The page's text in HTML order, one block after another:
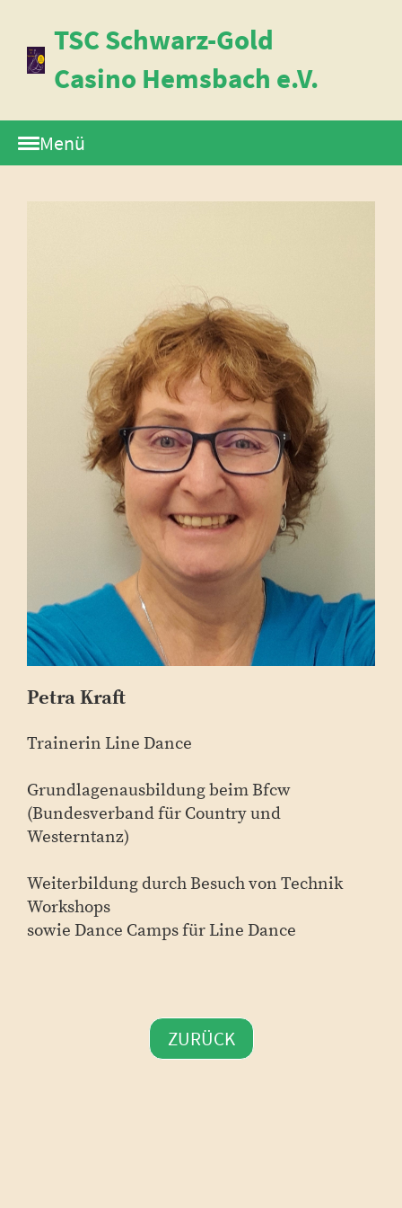
TSC Schwarz-Gold
Casino Hemsbach e.V.
Menü
Petra Kraft
Trainerin Line Dance
Grundlagenausbildung beim Bfcw
(Bundesverband für Country und
Westerntanz)
Weiterbildung durch Besuch von Technik
Workshops
sowie Dance Camps für Line Dance
ZURÜCK